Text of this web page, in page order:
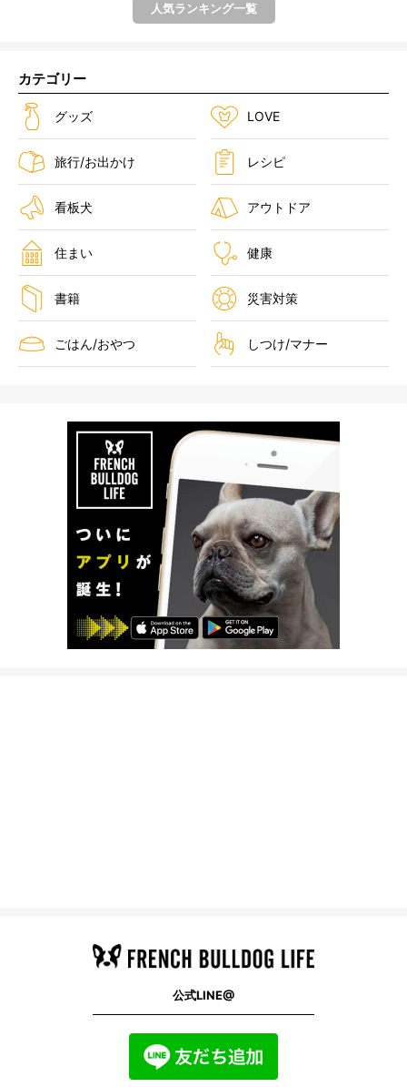
人気ランキング一覧
カテゴリー
グッズ LOVE
旅行/お出かけ レシピ
看板犬 アウトドア
住まい 健康
書籍 災害対策
ごはん/おやつ しつけ/マナー
公式LINE@